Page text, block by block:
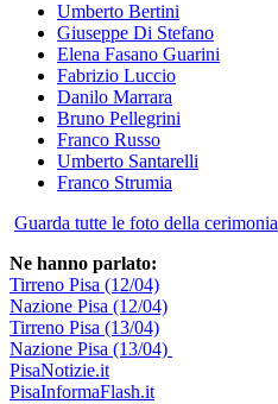
Umberto Bertini
Giuseppe Di Stefano
Elena Fasano Guarini
Fabrizio Luccio
Danilo Marrara
Bruno Pellegrini
Franco Russo
Umberto Santarelli
Franco Strumia
Guarda tutte le foto della cerimonia
Ne hanno parlato:
Tirreno Pisa (12/04)
Nazione Pisa (12/04)
Tirreno Pisa (13/04)
Nazione Pisa (13/04)
PisaNotizie.it
PisaInformaFlash.it